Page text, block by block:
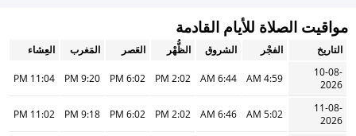
مواقيت الصلاة للأيام القادمة
التاريخ الفجْر الشروق الظُّهْر العَصر المَغرب
العِشاء
10-08-
2026
4:59 AM
6:44 AM
2:02 PM
6:02 PM
9:20 PM
11:04 PM
11-08-
2026
5:02 AM
6:46 AM
2:02 PM
6:02 PM
9:18 PM
11:02 PM